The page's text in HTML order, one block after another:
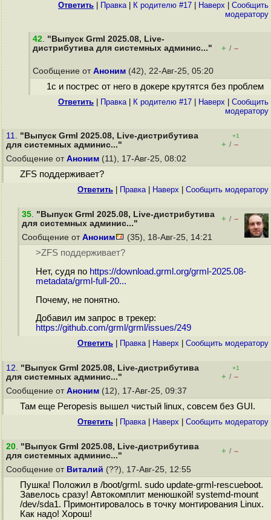
Ответить Правка| К родителю #17 Наверх
Cообщить
модератору
42. "Выпуск Grml 2025.08, Live-
дистрибутива для системных админис..."
+ / –
Сообщение от Аноним (42), 22-Авг-25, 05:20
1с и пострес от него в докере крутятся без проблем
Ответить Правка| К родителю #17 Наверх
Cообщить
модератору
11. "Выпуск Grml 2025.08, Live-дистрибутива
для системных админис..."
+1
+ / –
Сообщение от Аноним (11), 17-Авг-25, 08:02
ZFS поддерживает?
Ответить Правка| Наверх Cообщить модератору
35. "Выпуск Grml 2025.08, Live-дистрибутива
для системных админис..."
+ / –
Сообщение от Аноним (35), 18-Авг-25, 14:21
>ZFS поддерживает?
Нет, судя по https://download.grml.org/grml-2025.08-
metadata/grml-full-20...
Почему, не понятно.
Добавил им запрос в трекер:
https://github.com/grml/grml/issues/249
Ответить Правка| Наверх Cообщить модератору
12. "Выпуск Grml 2025.08, Live-дистрибутива
для системных админис..."
+1
+ / –
Сообщение от Аноним (12), 17-Авг-25, 09:37
Там еще Peropesis вышел чистый linux, совсем без GUI.
Ответить Правка| Наверх Cообщить модератору
20. "Выпуск Grml 2025.08, Live-дистрибутива
для системных админис..."
+ / –
Сообщение от Виталий (??), 17-Авг-25, 12:55
Пушка! Положил в /boot/grml. sudo update-grml-rescueboot.
Завелось сразу! Автокомплит менюшкой! systemd-mount
/dev/sda1. Примонтировалось в точку монтирования Linux.
Как надо! Хорош!